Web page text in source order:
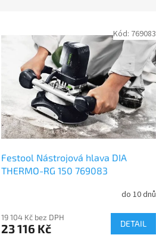
Festool Nástrojová hlava DIA
THERMO-RG 150 769083
do 10 dnů
19 104 Kč bez DPH
23 116 Kč DETAIL
Kód: 769083